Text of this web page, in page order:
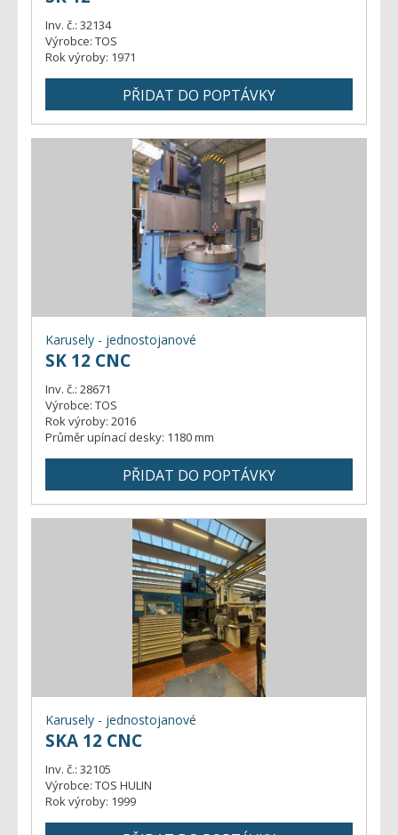
Inv. č.: 32134
Výrobce: TOS
Rok výroby: 1971
Karusely - jednostojanové
SK 12 CNC
Inv. č.: 28671
Výrobce: TOS
Rok výroby: 2016
Průměr upínací desky: 1180 mm
Karusely - jednostojanové
SKA 12 CNC
Inv. č.: 32105
Výrobce: TOS HULIN
Rok výroby: 1999